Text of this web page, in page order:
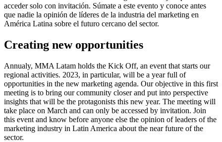
acceder solo con invitación. Súmate a este evento y conoce antes
que nadie la opinión de líderes de la industria del marketing en
América Latina sobre el futuro cercano del sector.
Creating new opportunities
Annualy, MMA Latam holds the Kick Off, an event that starts our
regional activities. 2023, in particular, will be a year full of
opportunities in the new marketing agenda. Our objective in this first
meeting is to bring our community closer and put into perspective
insights that will be the protagonists this new year. The meeting will
take place on March and can only be accessed by invitation. Join
this event and know before anyone else the opinion of leaders of the
marketing industry in Latin America about the near future of the
sector.